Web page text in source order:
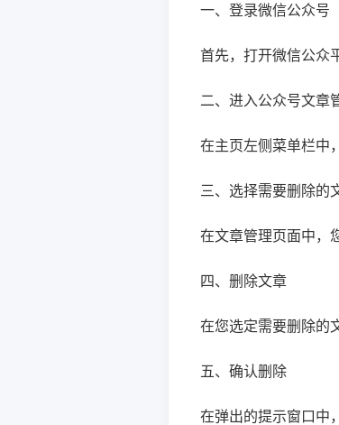
一、登录微信公众号
首先，打开微信公众
二、进入公众号文章
在主页左侧菜单栏中
三、选择需要删除的
在文章管理页面中，
四、删除文章
在您选定需要删除的
五、确认删除
在弹出的提示窗口中